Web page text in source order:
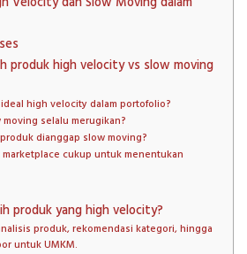
produk high velocity vs slow moving
high velocity dalam portofolio?
selalu merugikan?
dianggap slow moving?
cukup untuk menentukan
produk yang high velocity?
produk, rekomendasi kategori, hingga
untuk UMKM.